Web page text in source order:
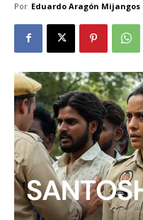
Por Eduardo Aragón Mijangos